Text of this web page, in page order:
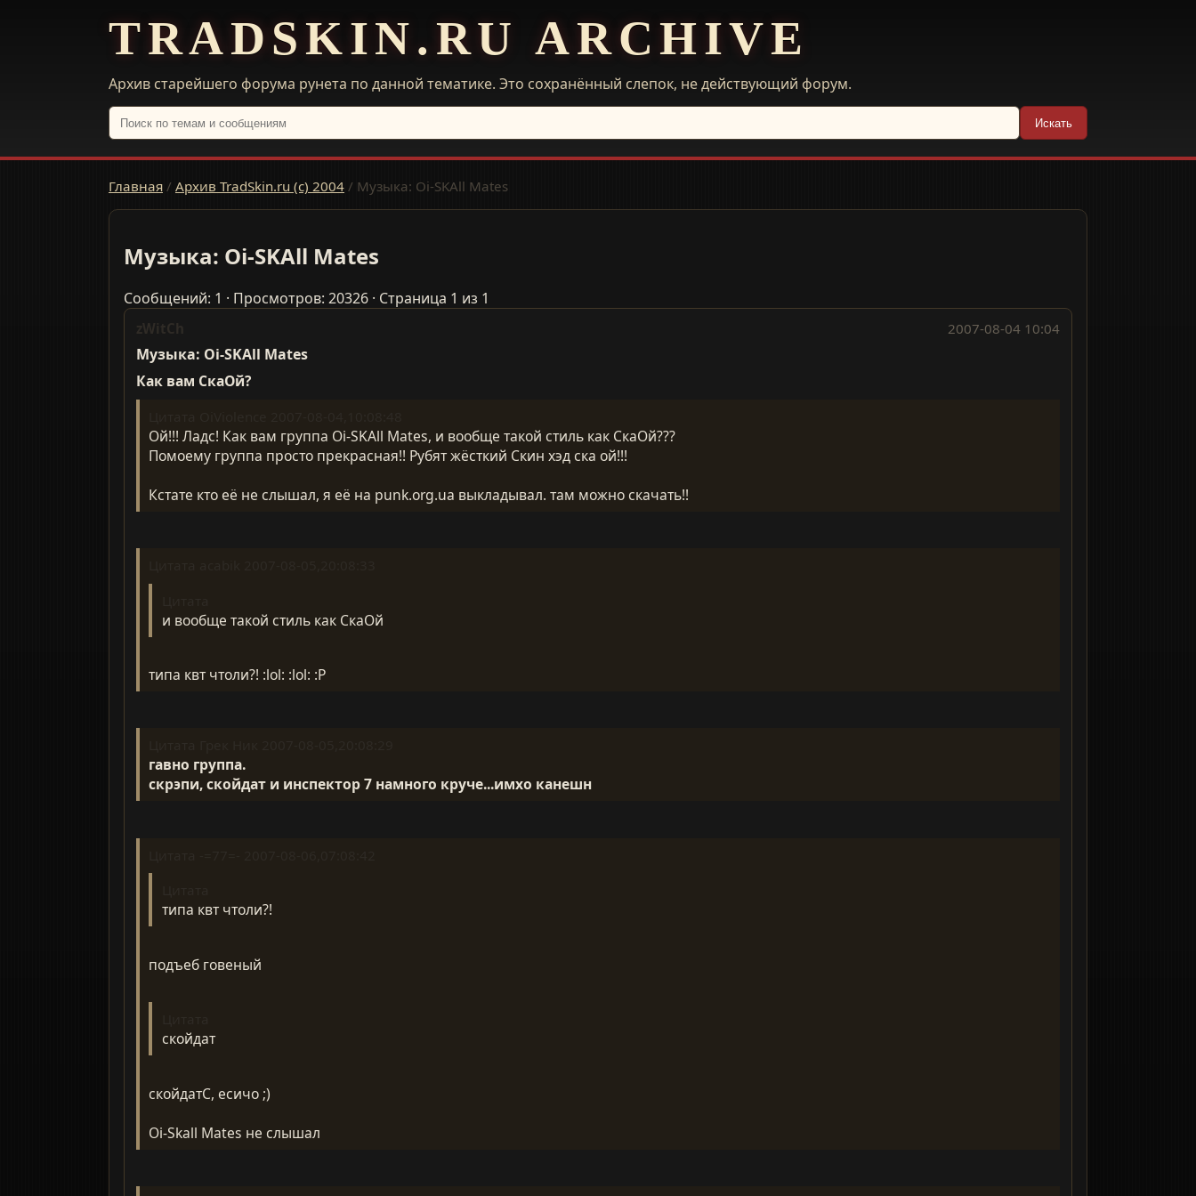
TRADSKIN.RU ARCHIVE
Архив старейшего форума рунета по данной тематике. Это сохранённый слепок, не действующий форум.
Искать
Главная / Архив TradSkin.ru (с) 2004 / Музыка: Oi-SKAll Mates
Музыка: Oi-SKAll Mates
Сообщений: 1 · Просмотров: 20326 · Страница 1 из 1
zWitCh 2007-08-04 10:04
Музыка: Oi-SKAll Mates
Как вам СкаОй?
Ой!!! Ладс! Как вам группа Oi-SKAll Mates, и вообще такой стиль как СкаОй???
Помоему группа просто прекрасная!! Рубят жёсткий Скин хэд ска ой!!!
Кстате кто её не слышал, я её на punk.org.ua выкладывал. там можно скачать!!
и вообще такой стиль как СкаОй
типа квт чтоли?! :lol: :lol: :P
гавно группа.
скрэпи, скойдат и инспектор 7 намного круче...имхо канешн
типа квт чтоли?!
подъеб говеный
скойдат
скойдатС, есичо ;)
Oi-Skall Mates не слышал